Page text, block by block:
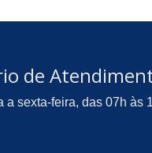
de
a sexta-feira, das 07h às